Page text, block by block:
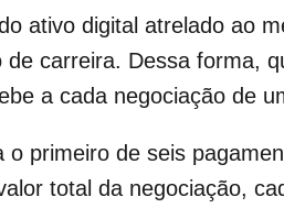
ativo digital atrelado ao
carreira. Dessa forma,
a cada negociação de
o primeiro de seis
total da negociação,